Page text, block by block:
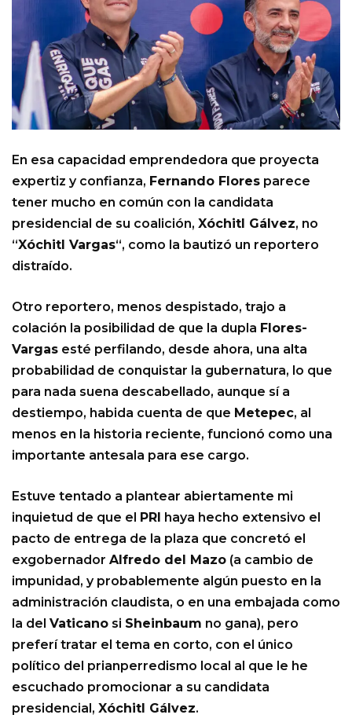
En esa capacidad emprendedora que proyecta
expertiz y confianza, Fernando Flores parece
tener mucho en común con la candidata
presidencial de su coalición, Xóchitl Gálvez, no
“Xóchitl Vargas“, como la bautizó un reportero
distraído.
Otro reportero, menos despistado, trajo a
colación la posibilidad de que la dupla Flores-
Vargas esté perfilando, desde ahora, una alta
probabilidad de conquistar la gubernatura, lo que
para nada suena descabellado, aunque sí a
destiempo, habida cuenta de que Metepec, al
menos en la historia reciente, funcionó como una
importante antesala para ese cargo.
Estuve tentado a plantear abiertamente mi
inquietud de que el PRI haya hecho extensivo el
pacto de entrega de la plaza que concretó el
exgobernador Alfredo del Mazo (a cambio de
impunidad, y probablemente algún puesto en la
administración claudista, o en una embajada como
la del Vaticano si Sheinbaum no gana), pero
preferí tratar el tema en corto, con el único
político del prianperredismo local al que le he
escuchado promocionar a su candidata
presidencial, Xóchitl Gálvez.